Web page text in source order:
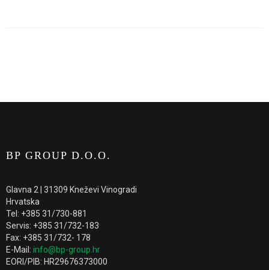
BP GROUP D.O.O.
Glavna 2 | 31309 Kneževi Vinogradi
Hrvatska
Tel: +385 31/730-881
Servis: +385 31/732-183
Fax: +385 31/732- 178
E-Mail: info@bp-group.hr
EORI/PIB: HR29676373000